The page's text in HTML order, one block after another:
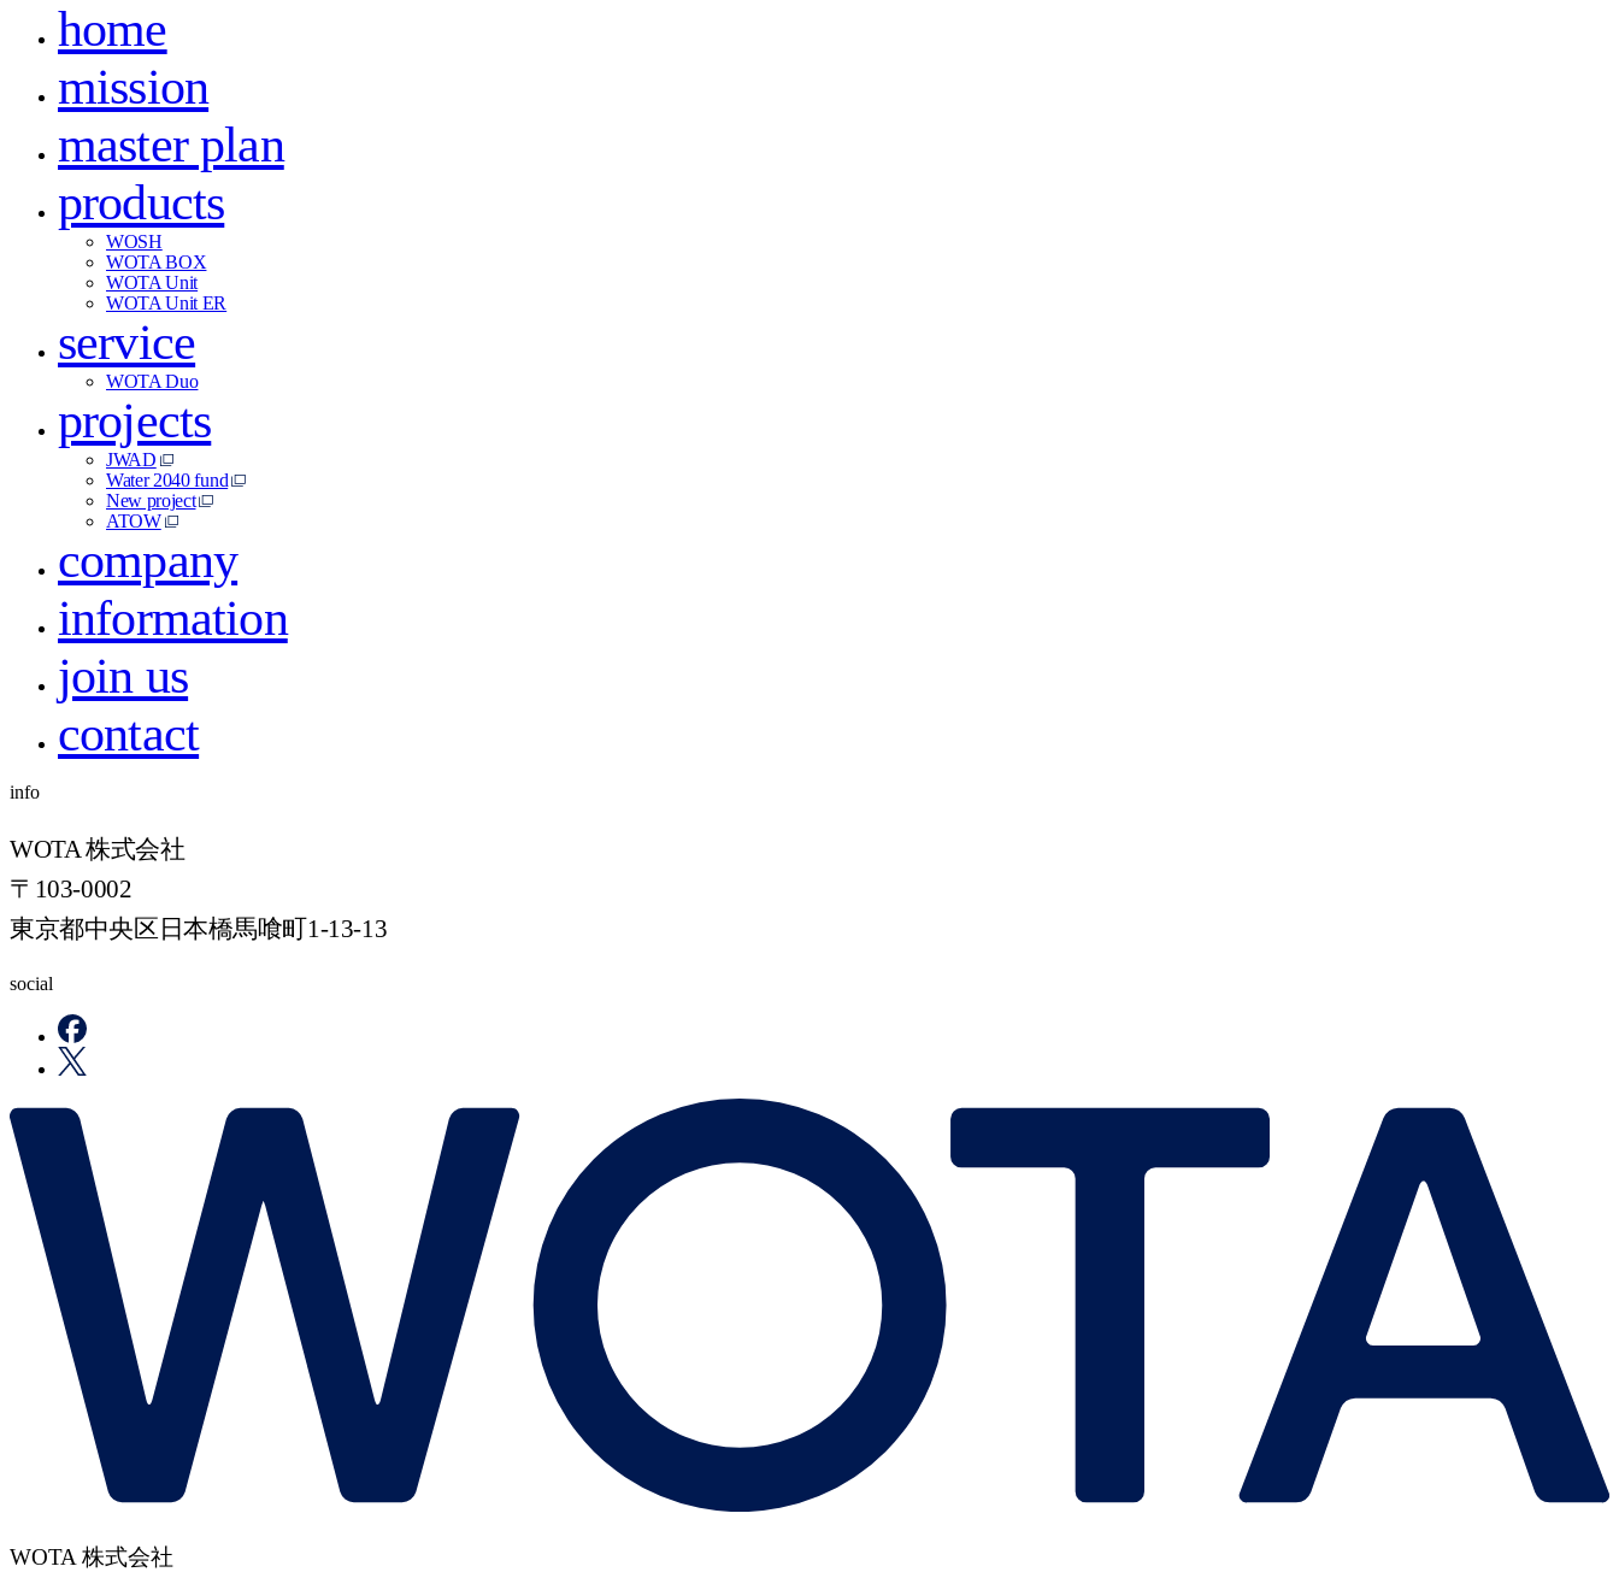
home
mission
master plan
products
WOSH
WOTA BOX
WOTA Unit
WOTA Unit ER
service
WOTA Duo
projects
JWAD
Water 2040 fund
New project
ATOW
company
information
join us
contact
info
WOTA 株式会社
〒103-0002
東京都中央区日本橋馬喰町1-13-13
social
WOTA 株式会社